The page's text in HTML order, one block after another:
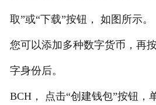
取”或“下载”按钮， 如图所示。
您可以添加多种数字货币，再
字身份后。
BCH， 点击“创建钱包”按钮，